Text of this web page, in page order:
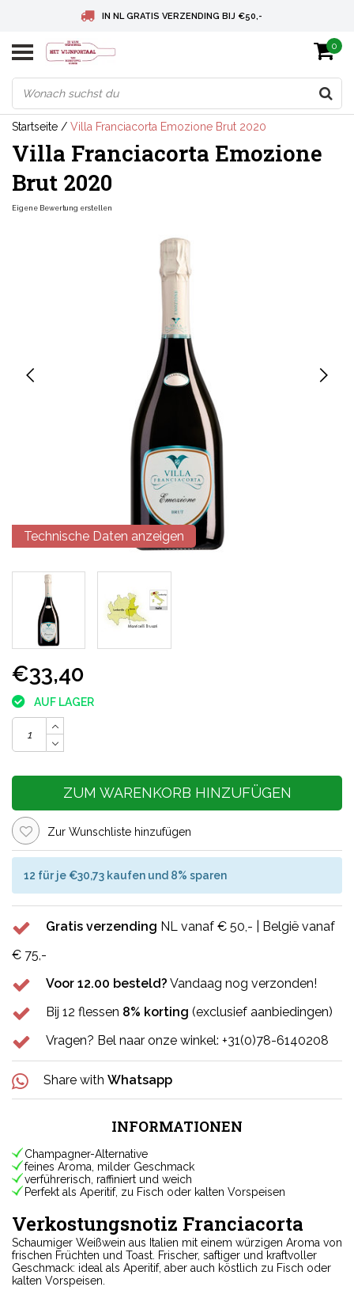
IN NL GRATIS VERZENDING BIJ €50,-
BELGIE GRATIS VERZENDING BIJ € 75
DEUTSCHLAND VERSANDKOSTENFREI AB € 75
0
Startseite / Villa Franciacorta Emozione Brut 2020
Villa Franciacorta Emozione
Brut 2020
Eigene Bewertung erstellen
Technische Daten anzeigen
€33,40
AUF LAGER
ZUM WARENKORB HINZUFÜGEN
Zur Wunschliste hinzufügen
12 für je €30,73 kaufen und 8% sparen
Gratis verzending NL vanaf € 50,- | België vanaf
€ 75,-
Voor 12.00 besteld? Vandaag nog verzonden!
Bij 12 flessen 8% korting (exclusief aanbiedingen)
Vragen? Bel naar onze winkel: +31(0)78-6140208
Share with Whatsapp
INFORMATIONEN
Champagner-Alternative
feines Aroma, milder Geschmack
verführerisch, raffiniert und weich
Perfekt als Aperitif, zu Fisch oder kalten Vorspeisen
Verkostungsnotiz Franciacorta
Schaumiger Weißwein aus Italien mit einem würzigen Aroma von
frischen Früchten und Toast. Frischer, saftiger und kraftvoller
Geschmack: ideal als Aperitif, aber auch köstlich zu Fisch oder
kalten Vorspeisen.